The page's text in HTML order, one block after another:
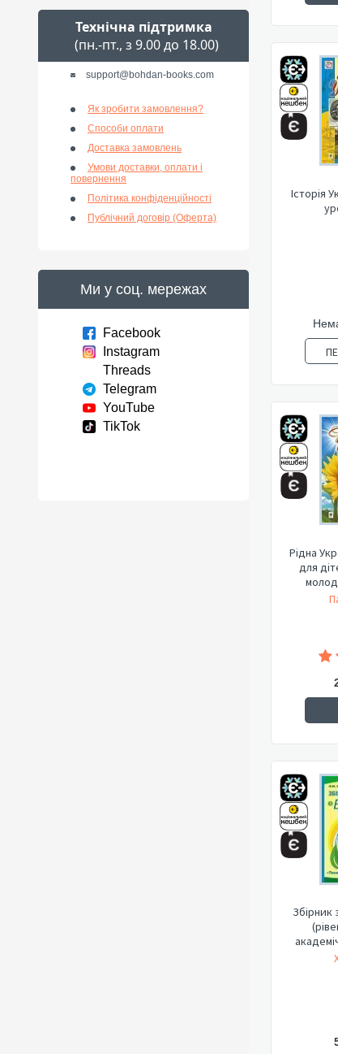
Технічна підтримка
(пн.-пт., з 9.00 до 18.00)
support@bohdan-books.com
Як зробити замовлення?
Способи оплати
Доставка замовлень
Умови доставки, оплати і
повернення
Політика конфіденційності
Публічний договір (Оферта)
Ми у соц. мережах
Facebook
Instagram
Threads
Telegram
YouTube
TikTok
Історія
Рідна
для
Збірник